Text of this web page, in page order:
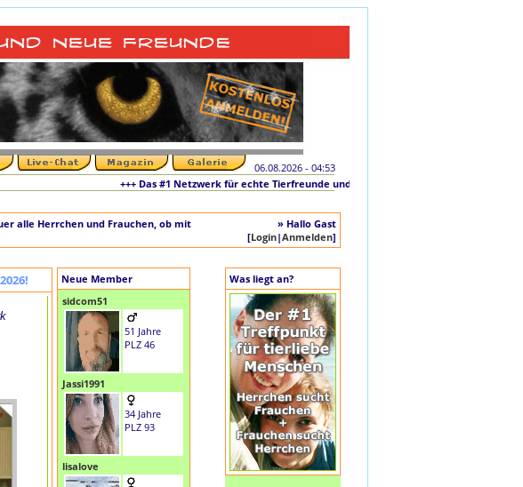
06.08.2026 - 04:53
+++ Das #1 Netzwerk für echte Tierfreunde und tierliebe Singles +++ Die originale
alle Herrchen und Frauchen, ob mit
» Hallo Gast
[Login|Anmelden]
Neue Member
sidcom51
51 Jahre
PLZ 46
Jassi1991
34 Jahre
PLZ 93
lisalove
Was liegt an?